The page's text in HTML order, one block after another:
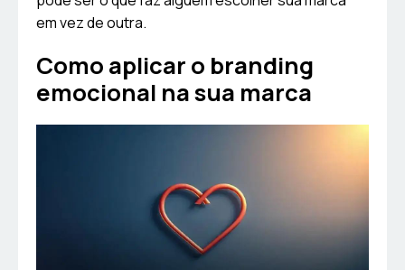
em vez de outra.
Como aplicar o branding
emocional na sua marca